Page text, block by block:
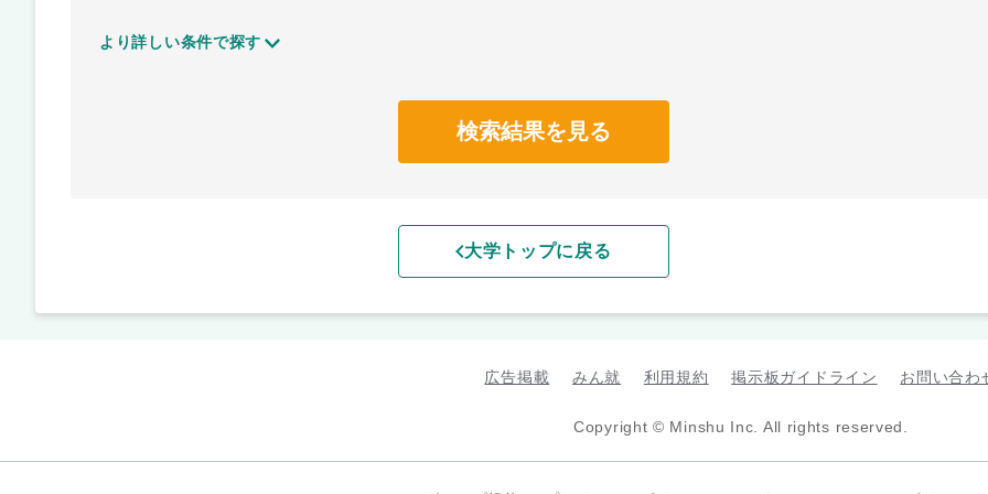
より詳しい条件で探す
検索結果を見る
大学トップに戻る
広告掲載 みん就 利用規約 掲示板ガイドライン お問い合わ
Copyright © Minshu Inc. All rights reserved.